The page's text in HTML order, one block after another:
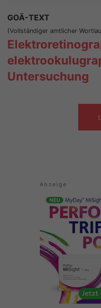
GOÄ-TEXT
(Vollständiger amtlicher
Untersuchung